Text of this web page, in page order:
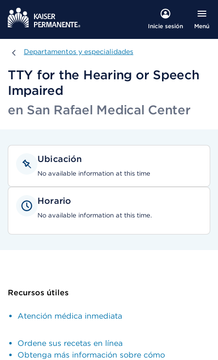
Inicie sesión Menú
Departamentos y especialidades
Departamentos y especialidades
TTY for the Hearing or Speech
Impaired
en San Rafael Medical Center
Ubicación
No available information at this time
Horario
No available information at this time.
Recursos útiles
Atención médica inmediata
Ordene sus recetas en línea
Obtenga más información sobre cómo